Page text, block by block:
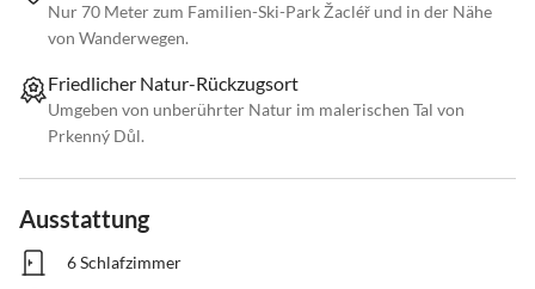
Nur 70 Meter zum Familien-Ski-Park Žacléř und in der Nähe
von Wanderwegen.
Friedlicher Natur-Rückzugsort
Umgeben von unberührter Natur im malerischen Tal von
Prkenný Důl.
Ausstattung
6 Schlafzimmer